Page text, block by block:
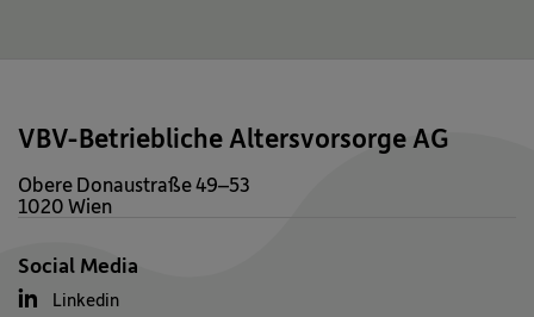
VBV-Betriebliche Altersvorsorge AG
Obere Donaustraße 49–53
1020 Wien
Social Media
Linkedin